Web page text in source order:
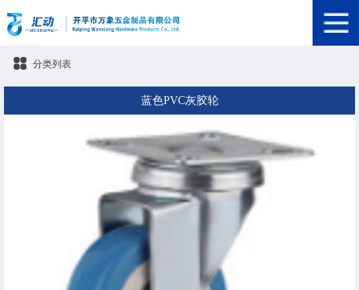
分类列表
蓝色PVC灰胶轮